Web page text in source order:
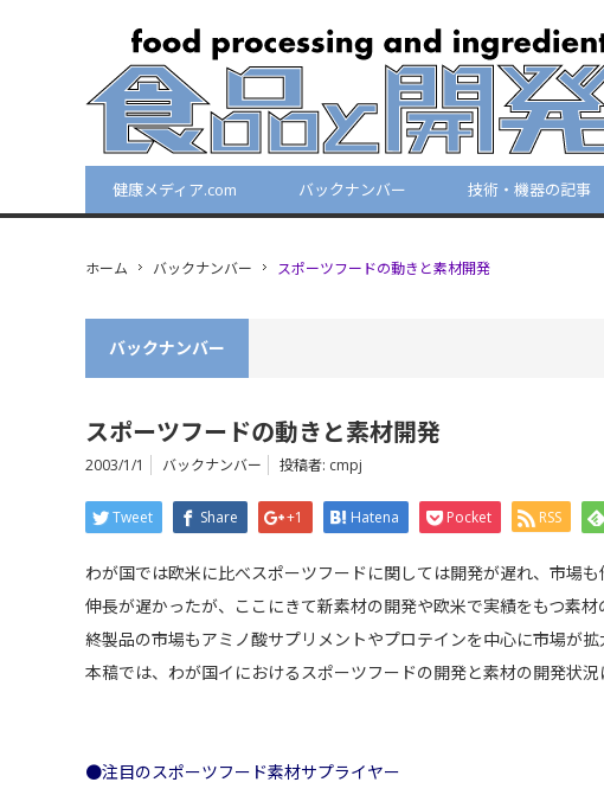
健康メディア.com バックナンバー 技術・機器の記事
ホーム バックナンバー スポーツフードの動きと素材開発
バックナンバー
スポーツフードの動きと素材開発
2003/1/1 バックナンバー 投稿者: cmpj
Tweet Share +1 Hatena Pocket RSS
わが国では欧米に比べスポーツフードに関しては開発が遅れ、市場
伸長が遅かったが、ここにきて新素材の開発や欧米で実績をもつ素
終製品の市場もアミノ酸サプリメントやプロテインを中心に市場が拡
本稿では、わが国イにおけるスポーツフードの開発と素材の開発状況
●注目のスポーツフード素材サプライヤー